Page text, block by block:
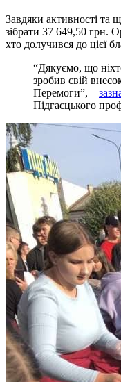
Завдяки активності та
зібрати 37 649,50 грн.
хто долучився до цієї
“Дякуємо, що
зробив свій
Перемоги”, –
Підгаєцького